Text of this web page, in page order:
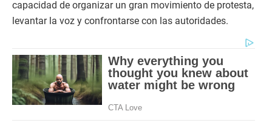
capacidad de organizar un gran movimiento de protesta,
levantar la voz y confrontarse con las autoridades.